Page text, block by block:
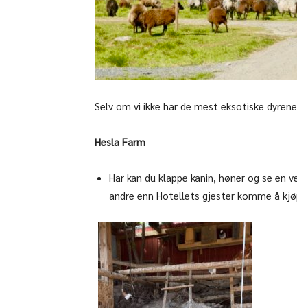
Selv om vi ikke har de mest eksotiske
Hesla Farm
Har kan du klappe kanin, høner og se
andre enn Hotellets gjester komme å